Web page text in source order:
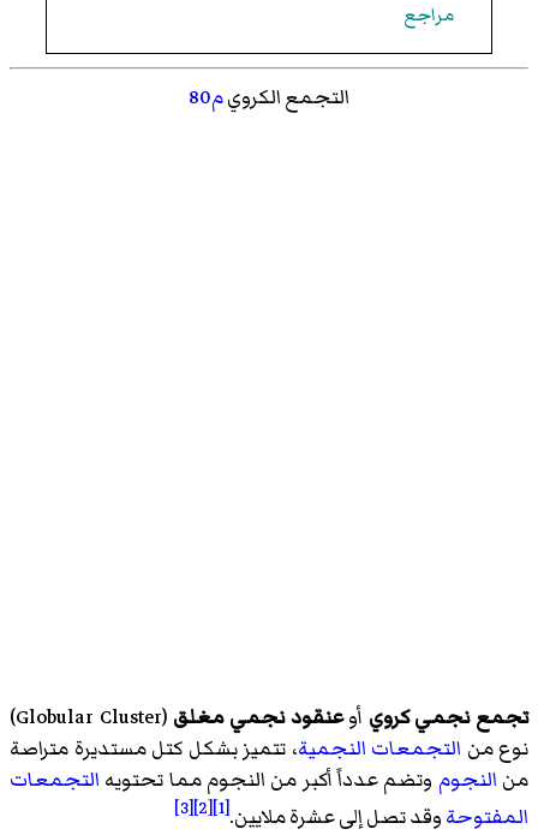
مراجع
التجمع الكرويم80
تجمع نجمي كروي أوعنقود نجمي مغلق (
Globular Cluster
)‏
نوع من التجمعات النجمية، تتميز بشكل كتل مستديرة متراصة
من النجوم وتضم عدداً أكبر من النجوم مما تحتويه التجمعات
المفتوحةوقد تصل إلى عشرة ملايين.[1]
[2]
[3]